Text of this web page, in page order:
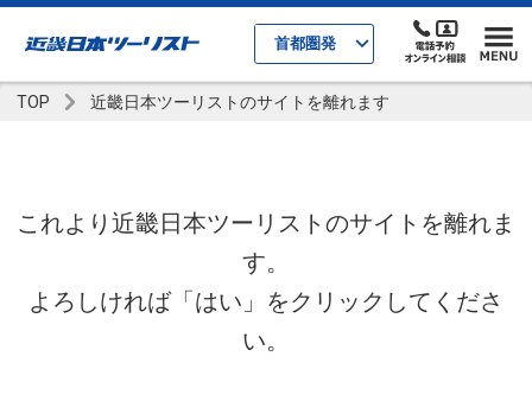
首都圏発
TOP 近畿日本ツーリストのサイトを離れます
これより近畿日本ツーリストのサイトを離れま
す。
よろしければ「はい」をクリックしてくださ
い。